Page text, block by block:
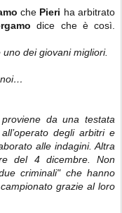
che Pieri ha arbitrato
dice che è così.
dei giovani migliori.
noi…
da una testata
degli arbitri e
alle indagini. Altra
del 4 dicembre. Non
criminali" che hanno
grazie al loro